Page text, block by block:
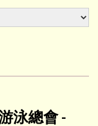
泳總會 -